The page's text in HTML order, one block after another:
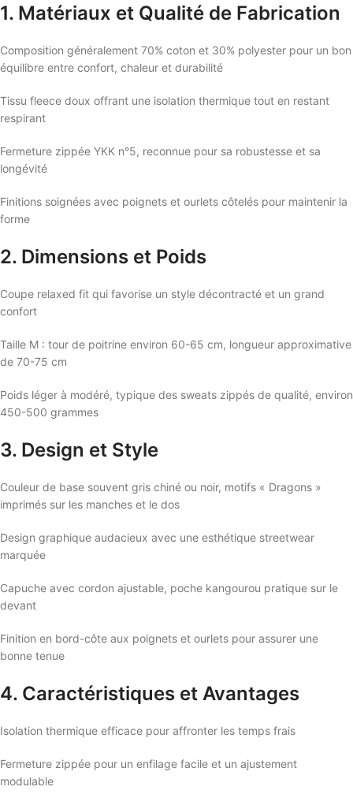
1. Matériaux et Qualité de Fabrication
Composition généralement 70% coton et 30% polyester pour un bon
équilibre entre confort, chaleur et durabilité
Tissu fleece doux offrant une isolation thermique tout en restant
respirant
Fermeture zippée YKK n°5, reconnue pour sa robustesse et sa
longévité
Finitions soignées avec poignets et ourlets côtelés pour maintenir la
forme
2. Dimensions et Poids
Coupe relaxed fit qui favorise un style décontracté et un grand
confort
Taille M : tour de poitrine environ 60-65 cm, longueur approximative
de 70-75 cm
Poids léger à modéré, typique des sweats zippés de qualité, environ
450-500 grammes
3. Design et Style
Couleur de base souvent gris chiné ou noir, motifs « Dragons »
imprimés sur les manches et le dos
Design graphique audacieux avec une esthétique streetwear
marquée
Capuche avec cordon ajustable, poche kangourou pratique sur le
devant
Finition en bord-côte aux poignets et ourlets pour assurer une
bonne tenue
4. Caractéristiques et Avantages
Isolation thermique efficace pour affronter les temps frais
Fermeture zippée pour un enfilage facile et un ajustement
modulable